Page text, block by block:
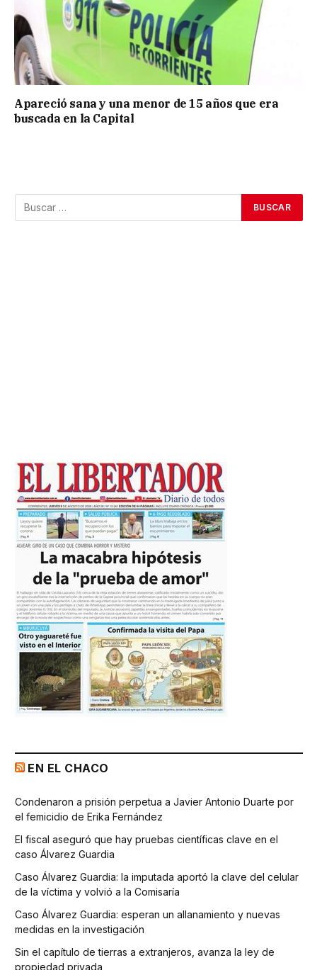
Apareció sana y una menor de 15 años que era
buscada en la Capital
EN EL CHACO
Condenaron a prisión perpetua a Javier Antonio Duarte por
el femicidio de Erika Fernández
El fiscal aseguró que hay pruebas científicas clave en el
caso Álvarez Guardia
Caso Álvarez Guardia: la imputada aportó la clave del celular
de la víctima y volvió a la Comisaría
Caso Álvarez Guardia: esperan un allanamiento y nuevas
medidas en la investigación
Sin el capítulo de tierras a extranjeros, avanza la ley de
propiedad privada